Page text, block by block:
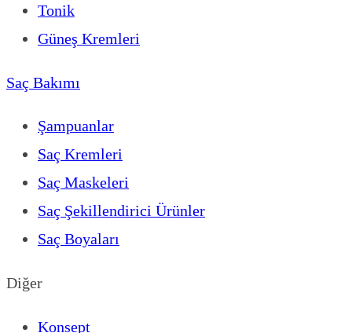
Tonik
Güneş Kremleri
Saç Bakımı
Şampuanlar
Saç Kremleri
Saç Maskeleri
Saç Şekillendirici Ürünler
Saç Boyaları
Diğer
Konsept